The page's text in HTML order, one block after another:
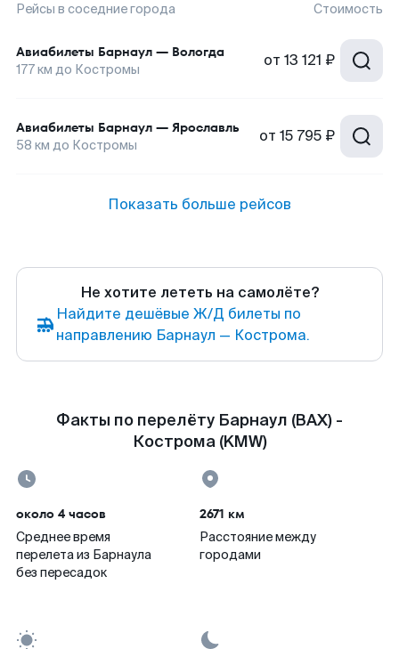
Рейсы в соседние города Стоимость
Авиабилеты Барнаул — Вологда
177км до Костромы от 13 121 ₽
Авиабилеты Барнаул — Ярославль
58 км до Костромы от 15 795 ₽
Показать больше рейсов
Не хотите лететь на самолёте?
Найдите дешёвые Ж/Д билеты по
направлению Барнаул — Кострома.
Факты по перелёту Барнаул (BAX) -
Кострома (KMW)
около 4 часов
Среднее время
перелета из Барнаула
без пересадок
2671 км
Расстояние между
городами